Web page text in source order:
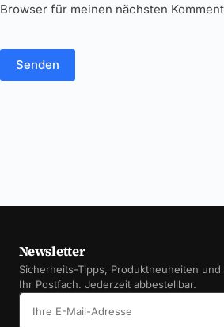
Browser für meinen nächsten
Senden
Newsletter
Sicherheits-Tipps, Produktneuheiten
Ihr Postfach. Jederzeit abbestellbar.